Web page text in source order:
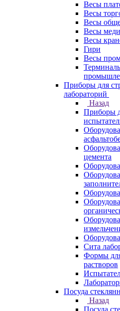
Весы
Весы
Весы
Весы
Весы
Гири
Весы
Приборы для
лабораторий
Назад
Приборы
цемента
Сита
Формы
растворов
Посуда
Назад
Посуда